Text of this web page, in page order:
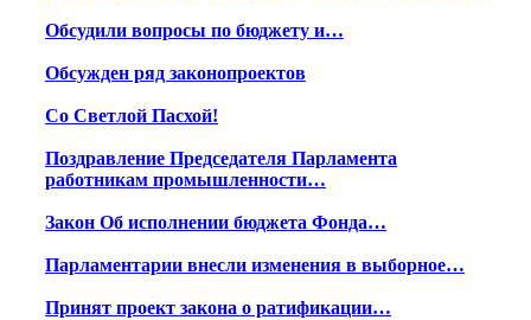
Обсудили вопросы по бюджету и…
Обсужден ряд законопроектов
Со Светлой Пасхой!
Поздравление Председателя Парламента
работникам промышленности…
Закон Об исполнении бюджета Фонда…
Парламентарии внесли изменения в выборное…
Принят проект закона о ратификации…